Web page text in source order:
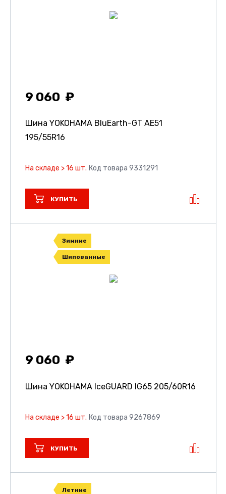
9 060
Шина YOKOHAMA BluEarth-GT AE51
195/55R16
На складе > 16 шт. Код товара 9331291
КУПИТЬ
Зимние
Шипованные
9 060
Шина YOKOHAMA IceGUARD IG65 205/60R16
На складе > 16 шт. Код товара 9267869
КУПИТЬ
Летние